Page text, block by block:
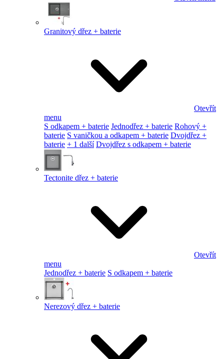
Granitový dřez + baterie
Otevřít
menu
S odkapem + baterie Jednodřez + baterie Rohový +
baterie S vaničkou a odkapem + baterie Dvojdřez +
baterie + 1 další Dvojdřez s odkapem + baterie
Tectonite dřez + baterie
Otevřít
menu
Jednodřez + baterie S odkapem + baterie
Nerezový dřez + baterie